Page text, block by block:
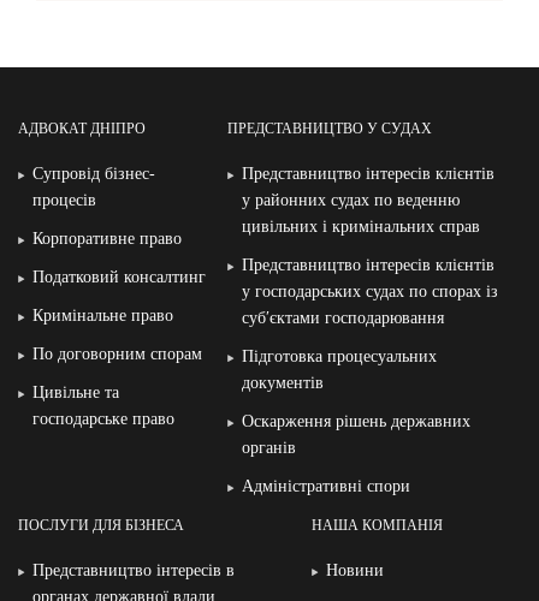
АДВОКАТ ДНІПРО
Супровід бізнес-
процесів
Корпоративне право
Податковий консалтинг
Кримінальне право
По договорним спорам
Цивільне та
господарське право
ПРЕДСТАВНИЦТВО У СУДАХ
Представництво інтересів клієнтів
у районних судах по веденню
цивільних і кримінальних справ
Представництво інтересів клієнтів
у господарських судах по спорах із
суб′єктами господарювання
Підготовка процесуальних
документів
Оскарження рішень державних
органів
Адміністративні спори
ПОСЛУГИ ДЛЯ БІЗНЕСА
Представництво інтересів в
органах державної влади,
НАША КОМПАНІЯ
Новини